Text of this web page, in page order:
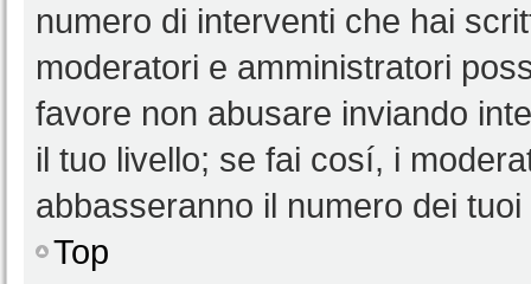
numero di interventi che hai
moderatori e amministratori
favore non abusare inviando
il tuo livello; se fai cosí, i
abbasseranno il numero dei
Top